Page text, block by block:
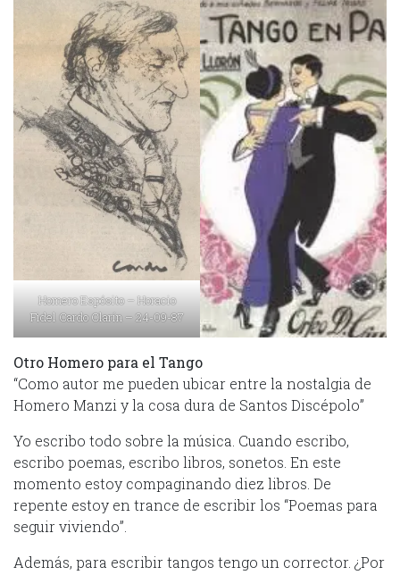
Homero Espósito – Horacio
Fidel Cardo Clarín – 24-09-87
Otro Homero para el Tango
“Como autor me pueden ubicar entre la nostalgia de
Homero Manzi y la cosa dura de Santos Discépolo”
Yo escribo todo sobre la música. Cuando escribo,
escribo poemas, escribo libros, sonetos. En este
momento estoy compaginando diez libros. De
repente estoy en trance de escribir los “Poemas para
seguir viviendo”.
Además, para escribir tangos tengo un corrector. ¿Por